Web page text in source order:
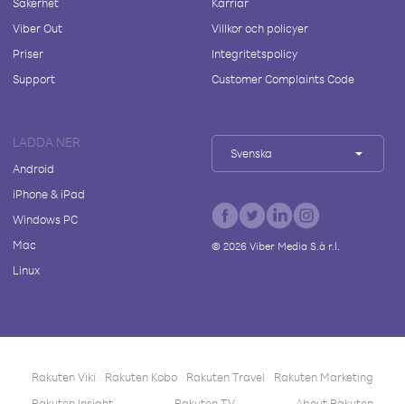
Viber Out
Priser
Support
Villkor och policyer
Integritetspolicy
Customer Complaints Code
LADDA NER
Android
iPhone & iPad
Windows PC
Mac
Linux
Svenska
© 2026Viber Media S.à r.l.
Rakuten Viki Rakuten Kobo Rakuten Travel
Rakuten Marketing